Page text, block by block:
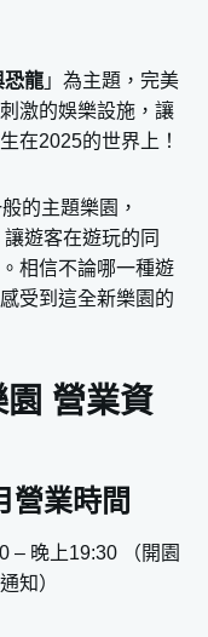
高空
的刺激自由落體
們互動聊天
間音樂水花派對
身的水槍大戰
劃下完美句點
表
邊商品
恐龍 」為主題，完美
激的娛樂設施，讓
在2025的世界上！
的主題樂園，
遊客在遊玩的同
相信不論哪一種遊
受到這全新樂園的
營業資
營業時間
– 晚上19:30 （開園
知）